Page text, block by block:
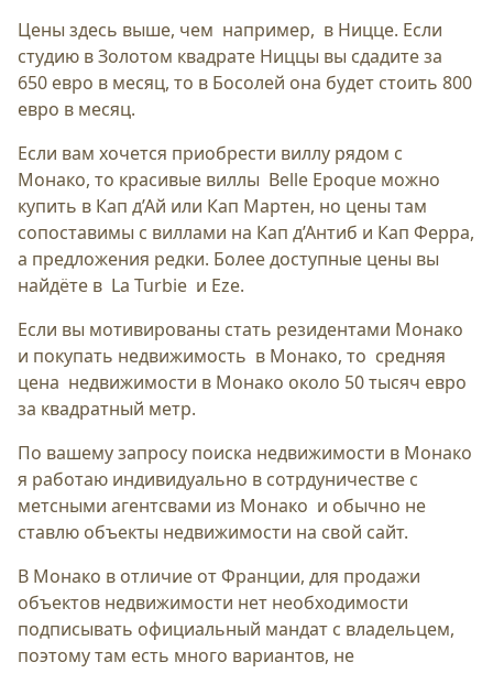
Цены здесь выше, чем например, в Ницце. Если
студию в Золотом квадрате Ниццы вы сдадите за
650 евро в месяц, то в Босолей она будет стоить 800
евро в месяц.
Если вам хочется приобрести виллу рядом с
Монако, то красивые виллы Belle Epoque можно
купить в Кап д’Ай или Кап Мартен, но цены там
сопоставимы с виллами на Кап д’Антиб и Кап Ферра,
а предложения редки. Более доступные цены вы
найдёте в La Turbie и Eze.
Если вы мотивированы стать резидентами Монако
и покупать недвижимость в Монако, то средняя
цена недвижимости в Монако около 50 тысяч евро
за квадратный метр.
По вашему запросу поиска недвижимости в Монако
я работаю индивидуально в сотрдуничестве с
метсными агентсвами из Монако и обычно не
ставлю объекты недвижимости на свой сайт.
В Монако в отличие от Франции, для продажи
объектов недвижимости нет необходимости
подписывать официальный мандат с владельцем,
поэтому там есть много вариантов, не